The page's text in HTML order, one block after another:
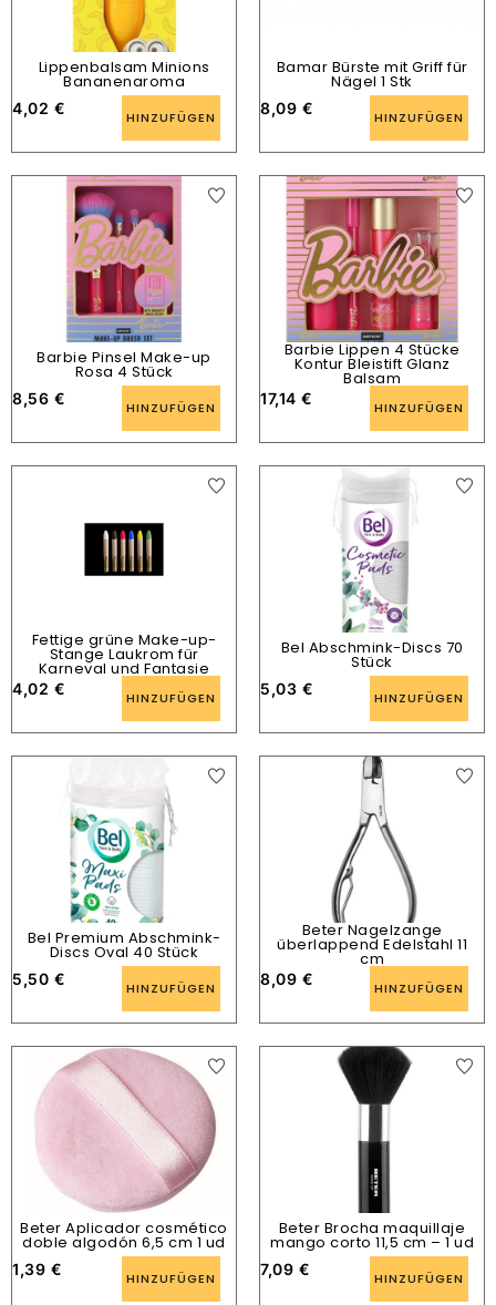
Lippenbalsam Minions
Bananenaroma
4,02 € HINZUFÜGEN
Bamar Bürste mit Griff für
Nägel 1 Stk
8,09 € HINZUFÜGEN
Barbie Pinsel Make-up
Rosa 4 Stück
8,56 € HINZUFÜGEN
Barbie Lippen 4 Stücke
Kontur Bleistift Glanz
Balsam
17,14 € HINZUFÜGEN
Fettige grüne Make-up-
Stange Laukrom für
Karneval und Fantasie
4,02 € HINZUFÜGEN
Bel Abschmink-Discs 70
Stück
5,03 € HINZUFÜGEN
Bel Premium Abschmink-
Discs Oval 40 Stück
5,50 € HINZUFÜGEN
Beter Nagelzange
überlappend Edelstahl 11
cm
8,09 € HINZUFÜGEN
Beter Aplicador cosmético
doble algodón 6,5 cm 1 ud
1,39 € HINZUFÜGEN
Beter Brocha maquillaje
mango corto 11,5 cm – 1 ud
7,09 € HINZUFÜGEN